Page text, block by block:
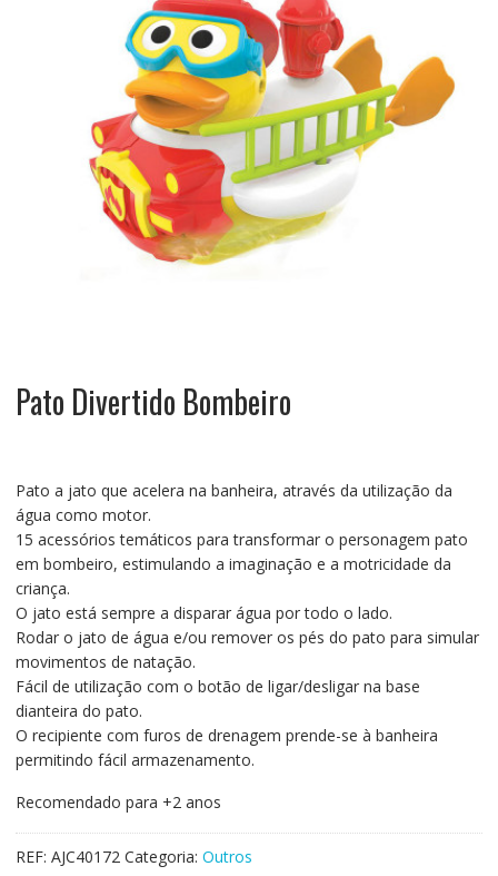
Pato Divertido Bombeiro
Pato a jato que acelera na banheira, através da utilização da
água como motor.
15 acessórios temáticos para transformar o personagem pato
em bombeiro, estimulando a imaginação e a motricidade da
criança.
O jato está sempre a disparar água por todo o lado.
Rodar o jato de água e/ou remover os pés do pato para simular
movimentos de natação.
Fácil de utilização com o botão de ligar/desligar na base
dianteira do pato.
O recipiente com furos de drenagem prende-se à banheira
permitindo fácil armazenamento.
Recomendado para +2 anos
REF: AJC40172 Categoria: Outros